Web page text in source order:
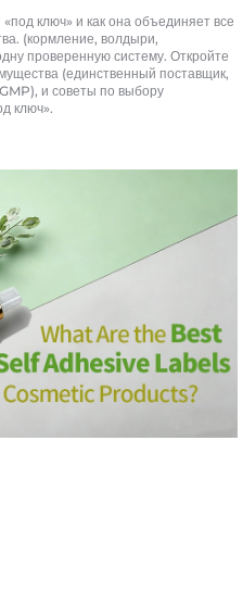
ключ» и как она объединяет все
(кормление, волдыри,
проверенную систему. Откройте
(единственный поставщик,
и советы по выбору
ключ».